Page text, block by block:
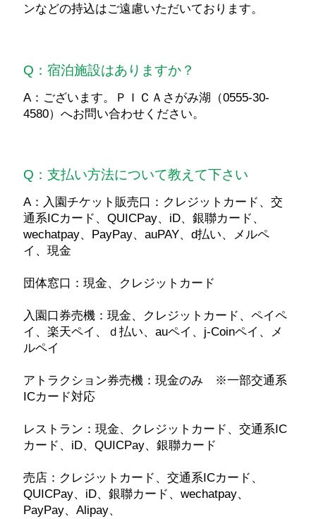
ンなどの持込はご遠慮いただいております。
Q：宿泊施設はありますか？
A：ございます。ＰＩＣＡさがみ湖（0555-30-
4580）へお問い合わせください。
Q：支払い方法について教えて下さい
A：入園チケット販売口：クレジットカード、交
通系ICカード、QUICPay、iD、銀聯カード、
wechatpay、PayPay、auPAY、d払い、メルペ
イ、現金
団体窓口：現金、クレジットカード
入園口券売機：現金、クレジットカード、ペイペ
イ、楽天ペイ、ｄ払い、auペイ、j-Coinペイ、メ
ルペイ
アトラクション券売機：現金のみ ※一部交通系
ICカード対応
レストラン：現金、クレジットカード、交通系IC
カード、iD、QUICPay、銀聯カード
売店：クレジットカード、交通系ICカード、
QUICPay、iD、銀聯カード、wechatpay、
PayPay、Alipay、